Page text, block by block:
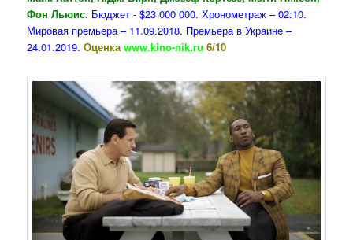
Фон Льюис. Бюджет - $23 000 000. Хронометраж – 02:10.
Мировая премьера – 11.09.2018. Премьера в Украине –
24.01.2019.Оценкаwww.kino-nik.ru 6/10